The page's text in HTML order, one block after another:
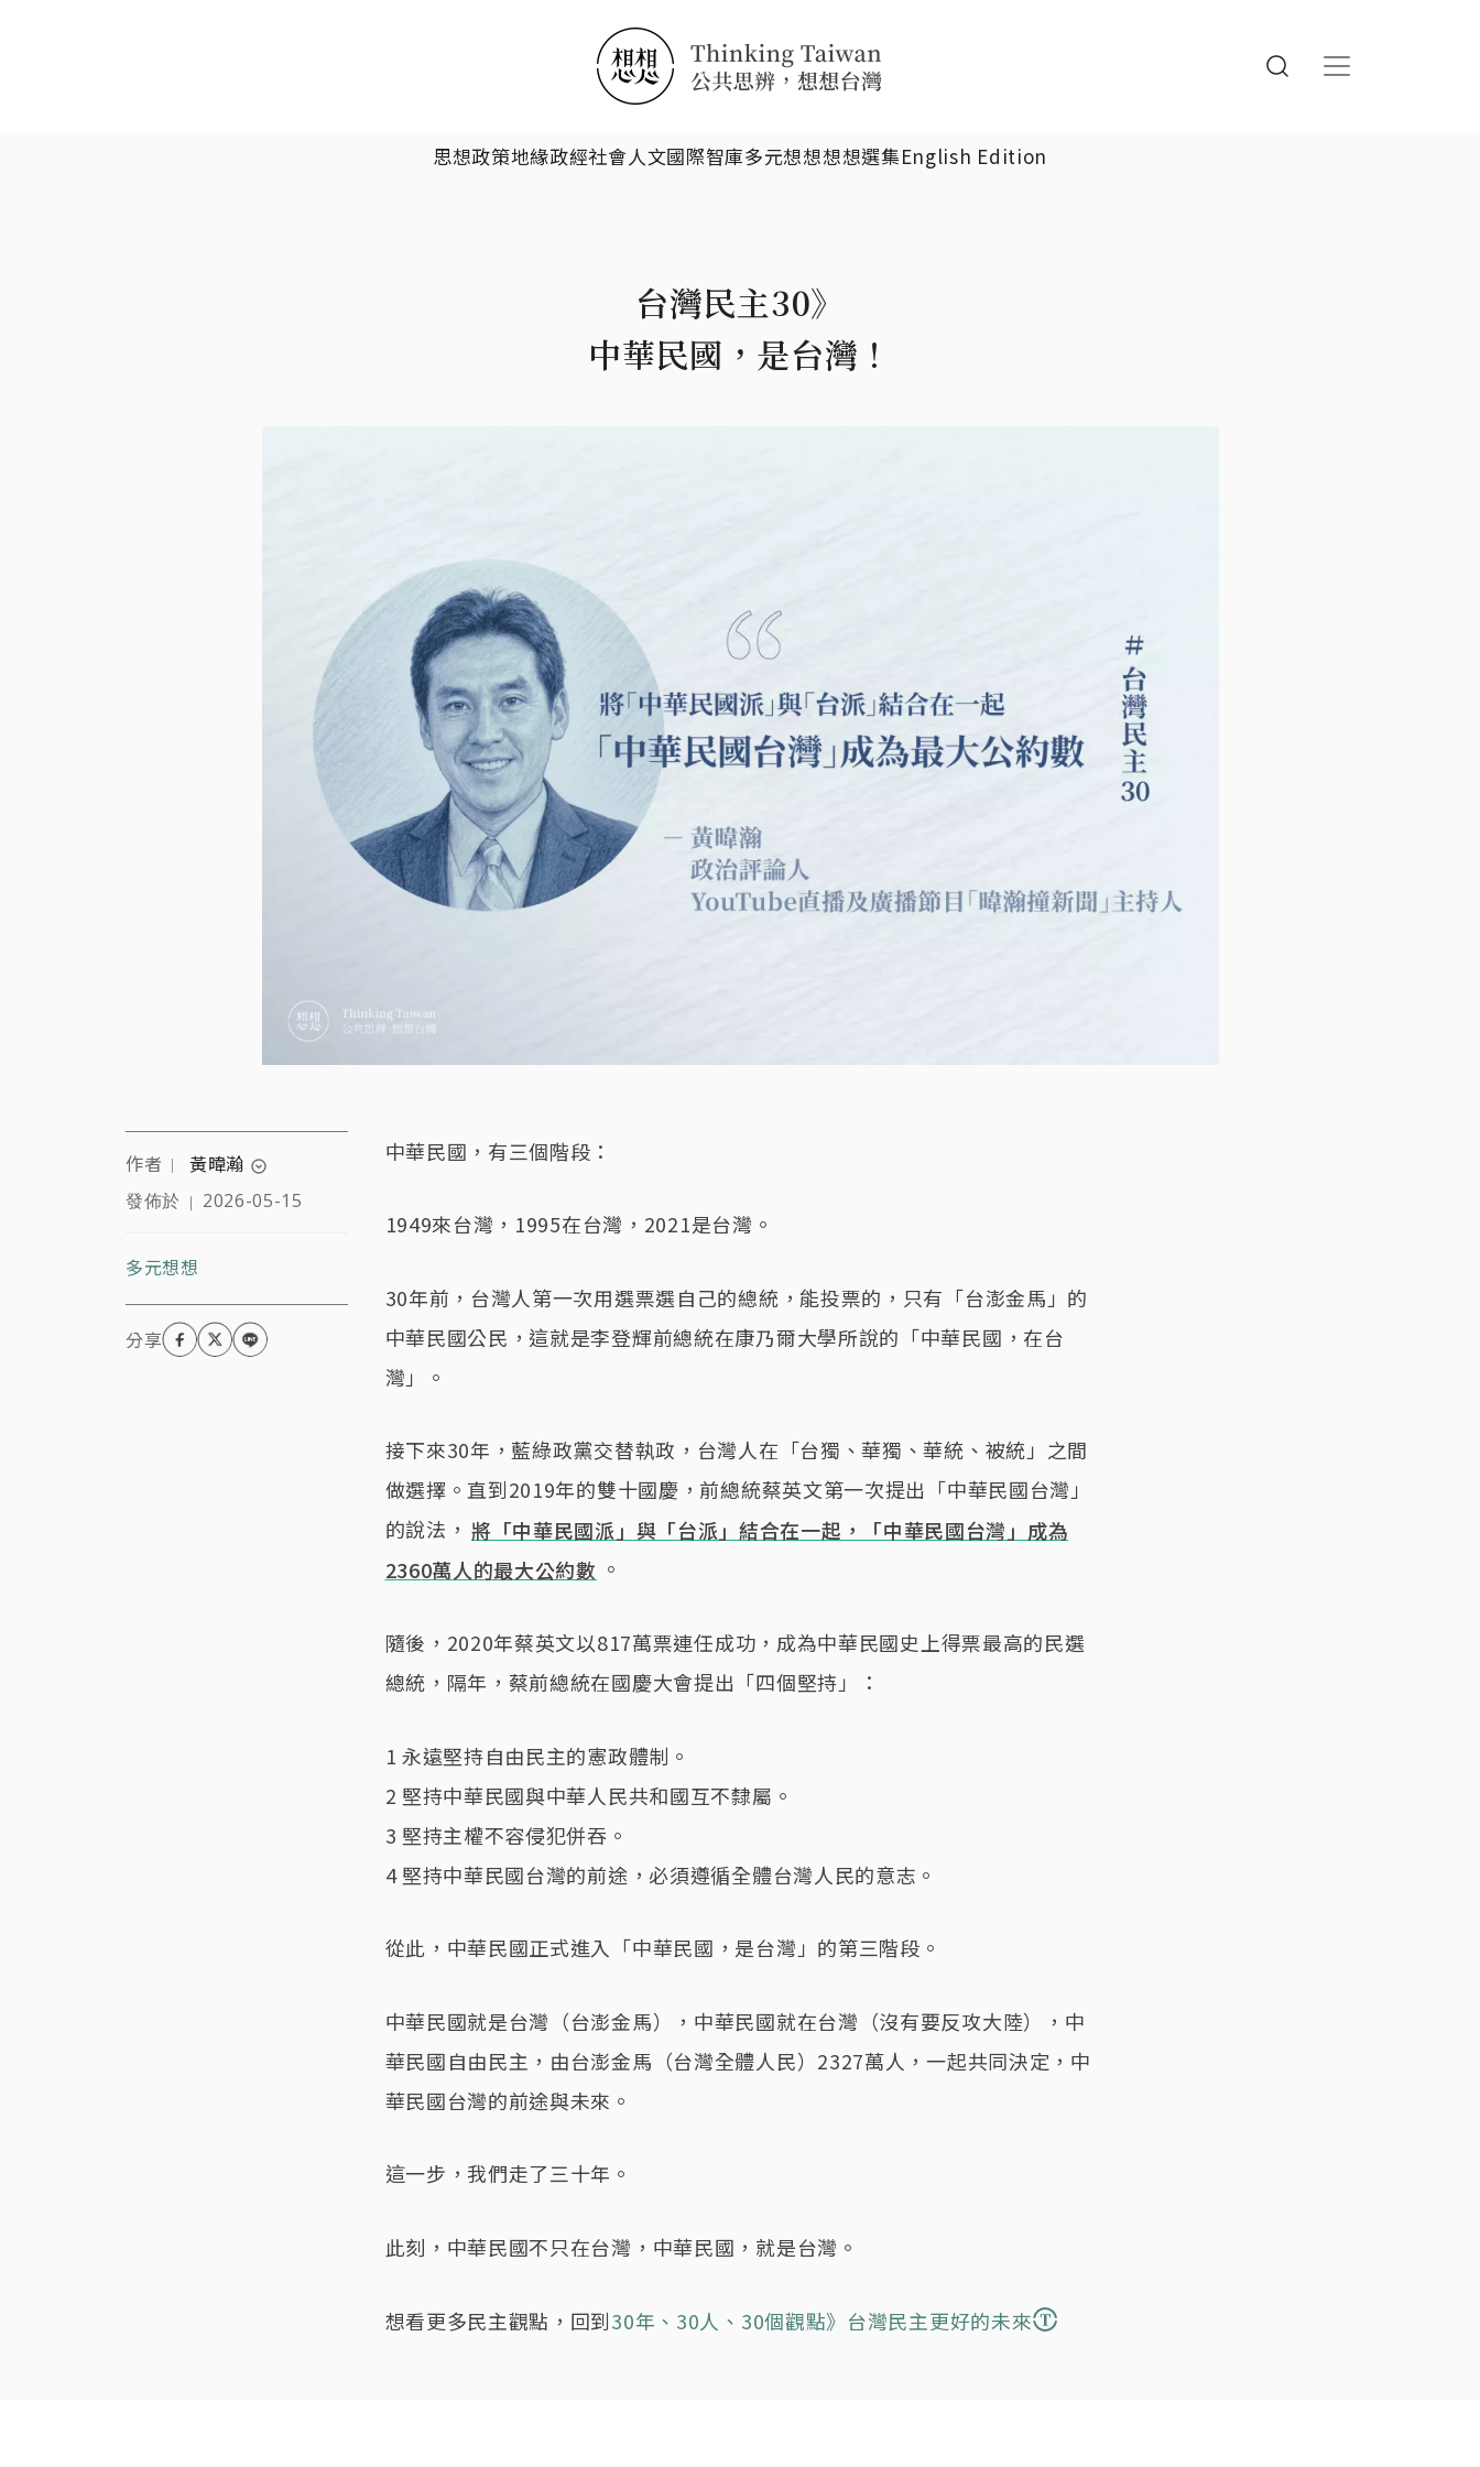
思想政策地緣政經社會人文國際智庫多元想想想想選集English Edition
台灣民主30》
中華民國，是台灣！
作者 ｜ 黃暐瀚 expand_circle_down
資深媒體人、政治評論
長、YouTube直播及廣播
人。
發佈於 ｜ 2026-05-15
多元想想
中華民國，有三個階段：
1949來台灣，1995在台灣，2021是台灣。
30年前，台灣人第一次用選票選自己的總統，能投票的，只有「台澎金馬」的
中華民國公民，這就是李登輝前總統在康乃爾大學所說的「中華民國，在台
灣」。
接下來30年，藍綠政黨交替執政，台灣人在「台獨、華獨、華統、被統」之間
做選擇。直到2019年的雙十國慶，前總統蔡英文第一次提出「中華民國台灣」
的說法， 將「中華民國派」與「台派」結合在一起，「中華民國台灣」成為
2360萬人的最大公約數 。
隨後，2020年蔡英文以817萬票連任成功，成為中華民國史上得票最高的民選
總統，隔年，蔡前總統在國慶大會提出「四個堅持」：
1 永遠堅持自由民主的憲政體制。
2 堅持中華民國與中華人民共和國互不隸屬。
3 堅持主權不容侵犯併吞。
4 堅持中華民國台灣的前途，必須遵循全體台灣人民的意志。
從此，中華民國正式進入「中華民國，是台灣」的第三階段。
中華民國就是台灣（台澎金馬），中華民國就在台灣（沒有要反攻大陸），中
華民國自由民主，由台澎金馬（台灣全體人民）2327萬人，一起共同決定，中
華民國台灣的前途與未來。
這一步，我們走了三十年。
此刻，中華民國不只在台灣，中華民國，就是台灣。
想看更多民主觀點，回到30年、30人、30個觀點》台灣民主更好的未來